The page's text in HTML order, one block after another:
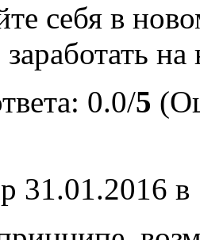
себя в
заработать
0.0/5
31.01.2016